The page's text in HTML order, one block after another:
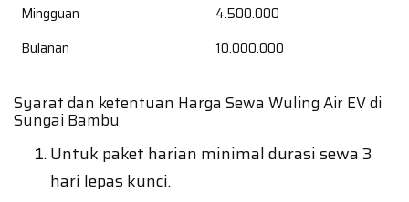
Mingguan
4.500.000
Bulanan
10.000.000
Syarat dan ketentuan Harga Sewa Wuling Air EV di
Sungai Bambu
Untuk paket harian minimal durasi sewa 3
hari lepas kunci.